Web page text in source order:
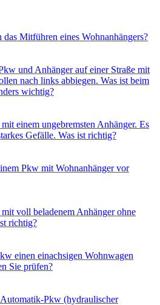
das Mitführen eines Wohnanhängers?
und Anhänger auf einer Straße mit
nach links abbiegen. Was ist beim
wichtig?
einem ungebremsten Anhänger. Es
Gefälle. Was ist richtig?
Pkw mit Wohnanhänger vor
voll beladenem Anhänger ohne
richtig?
einen einachsigen Wohnwagen
Sie prüfen?
Pkw (hydraulischer